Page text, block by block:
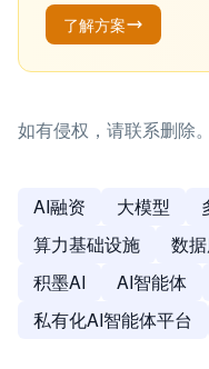
了解方案
如有侵权，请联系删除。
AI融资 大模型
算力基础设施
数
积墨AI
AI智能体
私有化AI智能体平台